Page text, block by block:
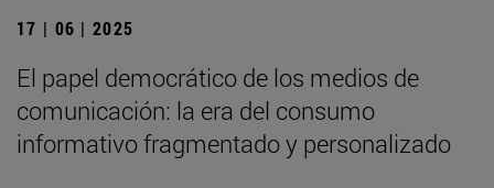
17 | 06 | 2025
El papel democrático de los medios de
comunicación: la era del consumo
informativo fragmentado y personalizado